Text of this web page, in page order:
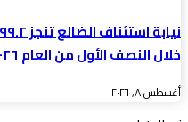
خلال النصف الأول من العام ٢٠٢٦
أغسطس ٨, ٢٠٢٦